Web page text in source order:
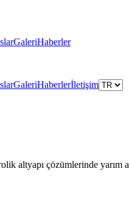
GaleriHaberler
GaleriHaberlerİletişim
altyapı çözümlerinde yarım